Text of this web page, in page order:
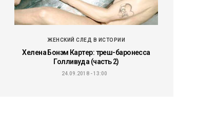
ЖЕНСКИЙ СЛЕД В ИСТОРИИ
Хелена Бонэм Картер: треш-баронесса
Голливуда (часть 2)
24.09.2018 - 13:00